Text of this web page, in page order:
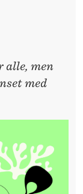
alle, men
med